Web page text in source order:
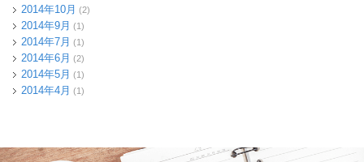
2014年10月 (2)
2014年9月 (1)
2014年7月 (1)
2014年6月 (2)
2014年5月 (1)
2014年4月 (1)